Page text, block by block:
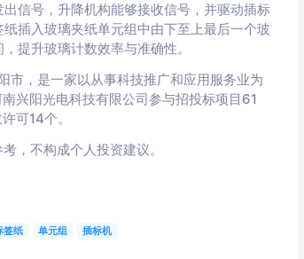
信号，升降机构能够接收信号，并驱动插标
插入玻璃夹纸单元组中由下至上最后一个玻
提升玻璃计数效率与准确性。
市，是一家以从事科技推广和应用服务业为
兴阳光电科技有限公司参与招投标项目61
可14个。
，不构成个人投资建议。
签纸 单元组 插标机